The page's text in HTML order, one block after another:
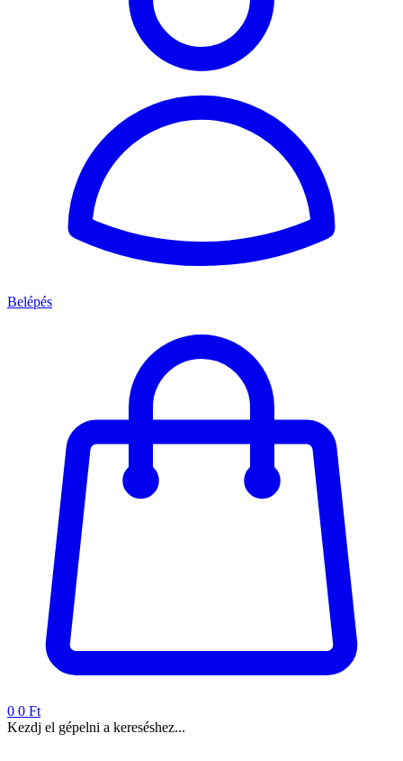
Belépés
0 0 Ft
Kezdj el gépelni a kereséshez...